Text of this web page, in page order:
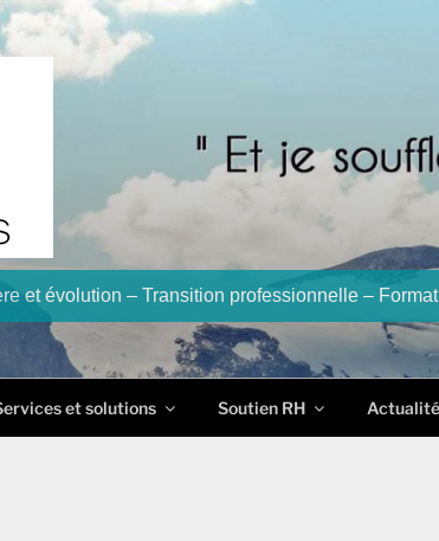
et évolution – Transition professionnelle –
et solutions Soutien RH